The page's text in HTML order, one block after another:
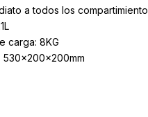
a todos los
carga: 8KG
530x200x200mm